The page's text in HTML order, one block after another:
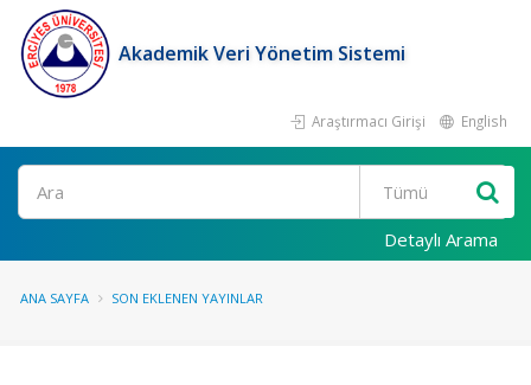
Akademik Veri Yönetim Sistemi
Araştırmacı Girişi English
Ara
Detaylı Arama
ANA SAYFA SON EKLENEN YAYINLAR